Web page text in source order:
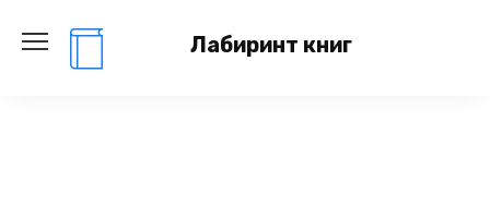
содержанию
Лабиринт книг